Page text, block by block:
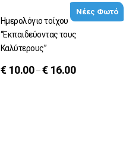
Νέες Φωτό
Ημερολόγιο τοίχου
“Εκπαιδεύοντας τους
Καλύτερους”
€ 10.00–€ 16.00